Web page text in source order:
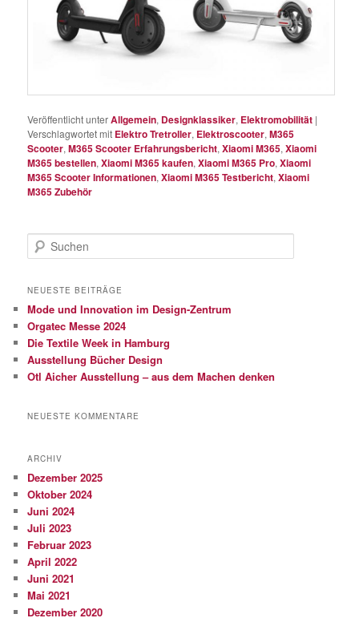
Veröffentlicht unterAllgemein, Designklassiker, Elektromobilität |
Verschlagwortet mit Elektro Tretroller, Elektroscooter,M365
Scooter,M365 Scooter Erfahrungsbericht,Xiaomi M365,Xiaomi
M365 bestellen,Xiaomi M365 kaufen,Xiaomi M365 Pro,Xiaomi
M365 Scooter Informationen,Xiaomi M365 Testbericht,Xiaomi
M365 Zubehör
u
h
n
NEUESTE BEITRÄGE
Mode und Innovation im Design-Zentrum
Orgatec Messe 2024
Die Textile Week in Hamburg
Ausstellung Bücher Design
Otl Aicher Ausstellung – aus dem Machen denken
NEUESTE KOMMENTARE
ARCHIV
Dezember 2025
Oktober 2024
Juni 2024
Juli 2023
Februar 2023
April 2022
Juni 2021
Mai 2021
Dezember 2020